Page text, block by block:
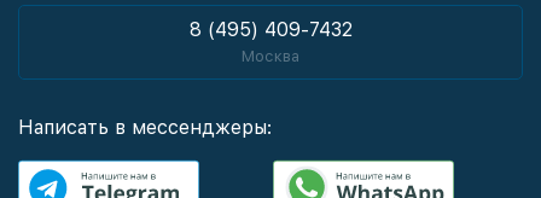
8 (495) 409-7432
Москва
Написать в мессенджеры: